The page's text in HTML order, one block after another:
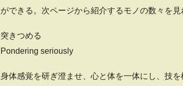
ができる。次ページから紹介するモノの数々を
突きつめる
Pondering seriously
身体感覚を研ぎ澄ませ、心と体を一体にし、技